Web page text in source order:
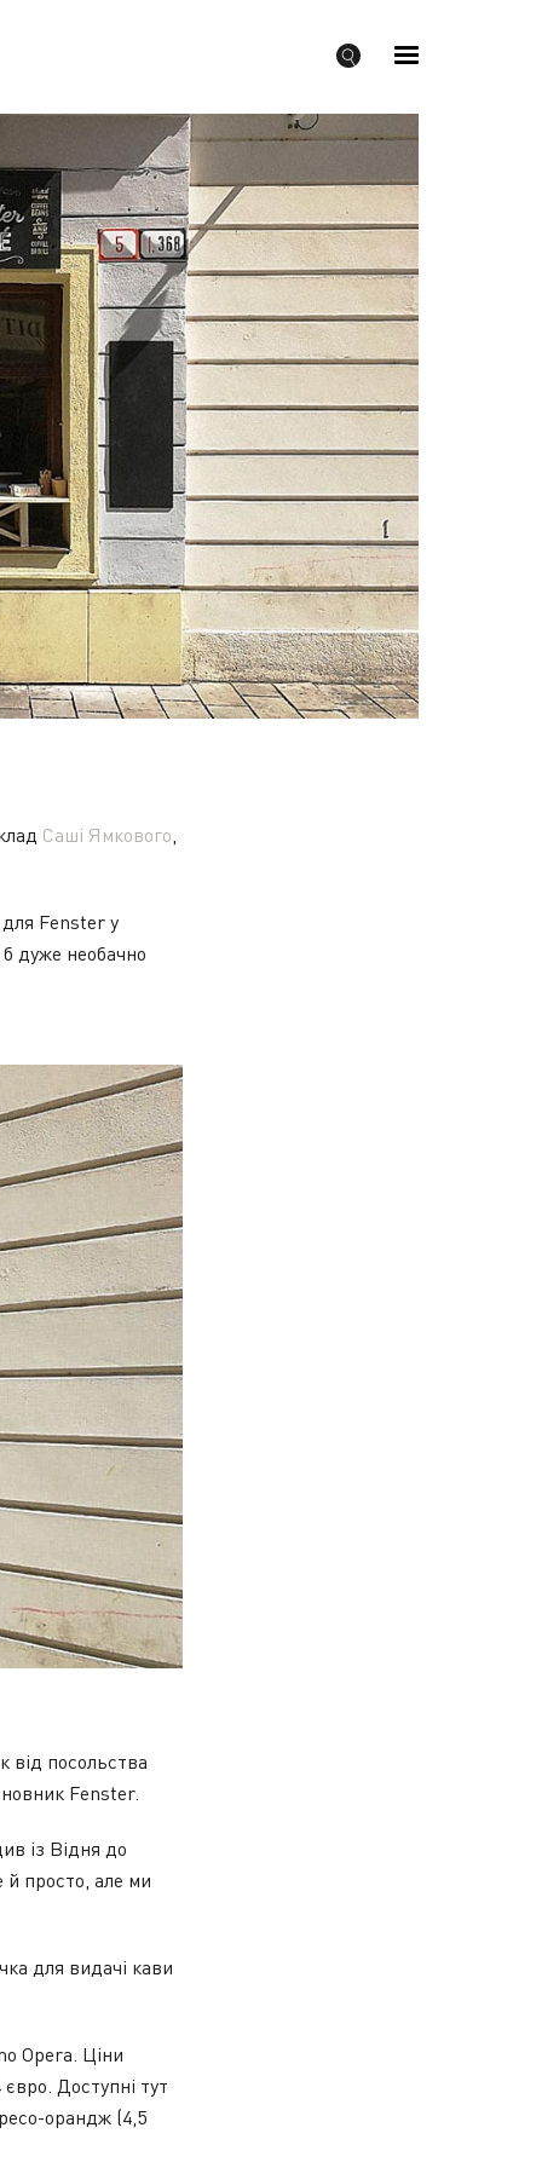
Саші Ямкового,
Fenster у
дуже необачно
від посольства
Fenster.
із Відня до
й просто, але ми
для видачі кави
Opera. Ціни
Доступні тут
орандж (4,5